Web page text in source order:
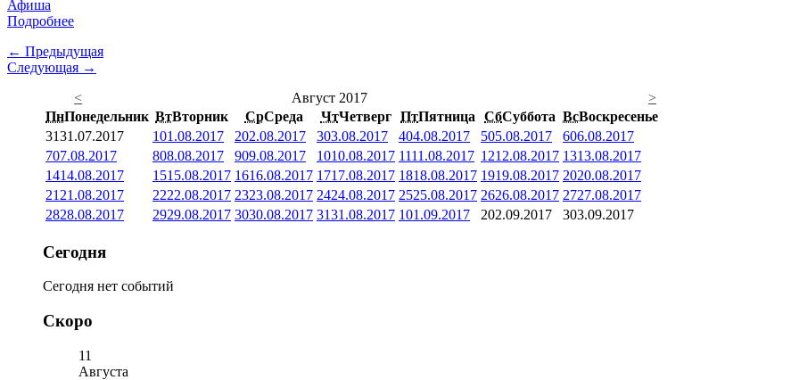
Афиша
Подробнее
← Предыдущая
Следующая →
<
Август 2017
>
ПнПонедельник ВтВторник СрСреда ЧтЧетверг ПтПятница СбСуббота ВсВоскресенье
3131.07.2017 101.08.2017 202.08.2017 303.08.2017 404.08.2017 505.08.2017 606.08.2017
707.08.2017 808.08.2017 909.08.2017 1010.08.2017 1111.08.2017 1212.08.2017 1313.08.2017
1414.08.2017 1515.08.2017 1616.08.2017 1717.08.2017 1818.08.2017 1919.08.2017 2020.08.2017
21 21.08.2017 2222.08.2017 2323.08.2017 2424.08.2017 2525.08.2017 2626.08.2017 2727.08.2017
2828.08.2017 2929.08.2017 3030.08.2017 3131.08.2017 101.09.2017 202.09.2017 303.09.2017
Сегодня
Сегодня нет событий
Скоро
11
Августа